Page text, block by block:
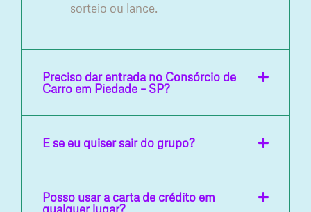
sorteio ou lance.
Preciso dar entrada no Consórcio de
Carro em Piedade – SP?
E se eu quiser sair do grupo?
Posso usar a carta de crédito em